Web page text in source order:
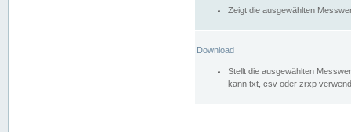
Zeigt die ausgewählten
Download
Stellt die ausgewählten
kann txt, csv oder zrxp